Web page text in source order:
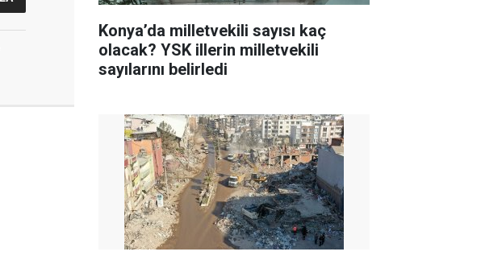
Konya’da milletvekili sayısı kaç
olacak? YSK illerin milletvekili
sayılarını belirledi